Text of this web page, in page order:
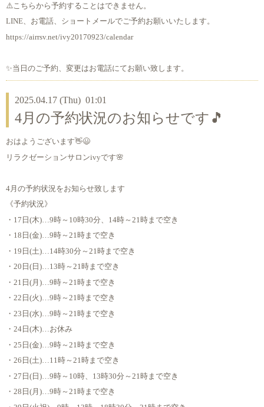
⚠️こちらから予約することはできません。
LINE、お電話、ショートメールでご予約お願いいたします。
https://airrsv.net/ivy20170923/calendar
✨当日のご予約、変更はお電話にてお願い致します。
2025.04.17 (Thu) 01:01
4月の予約状況のお知らせです🎵
おはようございます👋😃
リラクゼーションサロンivyです🌸
4月の予約状況をお知らせ致します
《予約状況》
・17日(木)…9時～10時30分、14時～21時まで空き
・18日(金)…9時～21時まで空き
・19日(土)…14時30分～21時まで空き
・20日(日)…13時～21時まで空き
・21日(月)…9時～21時まで空き
・22日(火)…9時～21時まで空き
・23日(水)…9時～21時まで空き
・24日(木)…お休み
・25日(金)…9時～21時まで空き
・26日(土)…11時～21時まで空き
・27日(日)…9時～10時、13時30分～21時まで空き
・28日(月)…9時～21時まで空き